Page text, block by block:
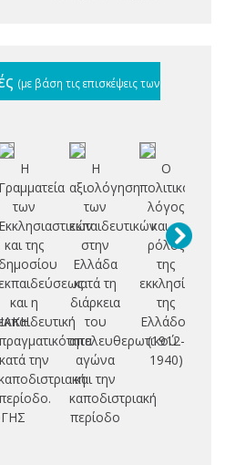
(με βάση τις επισκέψεις των
Η
Γραμματεία
των
Εκκλησιαστικών
και της
και η
κατά την
Η
αξιολόγηση
των
εκπαιδευτικών
στην
Ελλάδα
κατά τη
διάρκεια
του
απελευθερωτικού
αγώνα
και την
καποδιστριακή
περίοδο
Ο
πολιτικός
λόγος
και ο
ρόλος
της
εκκλησίας
της
Ελλάδος
(1912-
1940)